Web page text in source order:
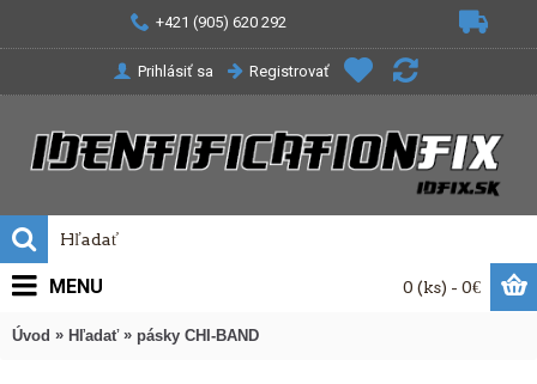
+421 (905) 620 292
Prihlásiť sa Registrovať
0 (ks) - 0€
MENU
Úvod » Hľadať » pásky CHI-BAND